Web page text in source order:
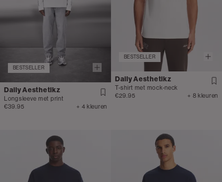
BESTSELLER
Daily Aesthetikz
Longsleeve met print
€39.95
+ 4 kleuren
BESTSELLER
Daily Aesthetikz
T-shirt met mock-neck
€29.95
+ 8 kleuren